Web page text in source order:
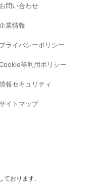
お問い合わせ
業情報
プライバシーポリシー
等利用ポリシー
報セキュリティ
イトマップ
おります。